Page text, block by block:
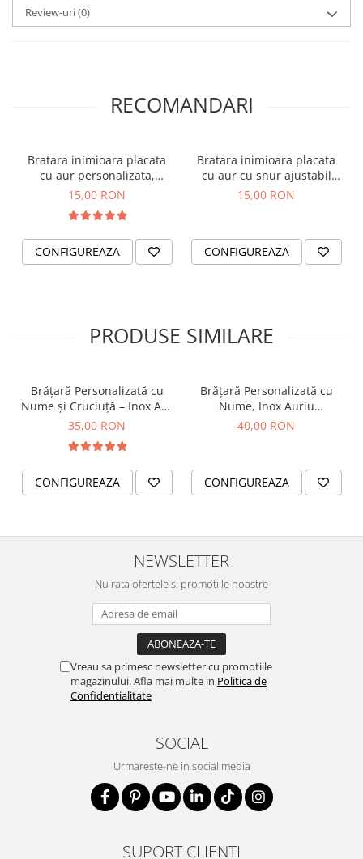
Review-uri(0)
RECOMANDARI
Bratara inimioara placata
cu aur personalizata,
gravata cu initiala, cu snur
15,00 RON
CONFIGUREAZA
Bratara inimioara placata
cu aur cu snur ajustabil
inchidere macrame
15,00 RON
CONFIGUREAZA
PRODUSE SIMILARE
Brățară Personalizată cu
Nume și Cruciuță – Inox Aur
IP
35,00 RON
CONFIGUREAZA
Brățară Personalizată cu
Nume, Inox Auriu
Waterproof, bilute pentru
40,00 RON
CONFIGUREAZA
NEWSLETTER
Nu rata ofertele si promotiile noastre
Vreau sa primesc newsletter cu promotiile
magazinului. Afla mai multe in Politica de
Confidentialitate
SOCIAL
Urmareste-ne in social media
SUPORT CLIENTI